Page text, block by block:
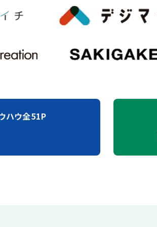
ハウ全51P